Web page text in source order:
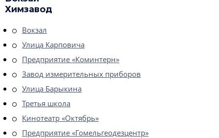
Химзавод
Вокзал
Улица Карповича
Предприятие «Коминтерн»
Завод измерительных приборов
Улица Барыкина
Третья школа
Кинотеатр «Октябрь»
Предприятие «Гомельгеодезцентр»